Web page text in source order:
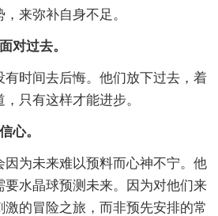
来弥补自身不足。
对过去。
有时间去后悔。他们放下过去，着
只有这样才能进步。
心。
因为未来难以预料而心神不宁。他
水晶球预测未来。因为对他们来
的冒险之旅，而非预先安排的常